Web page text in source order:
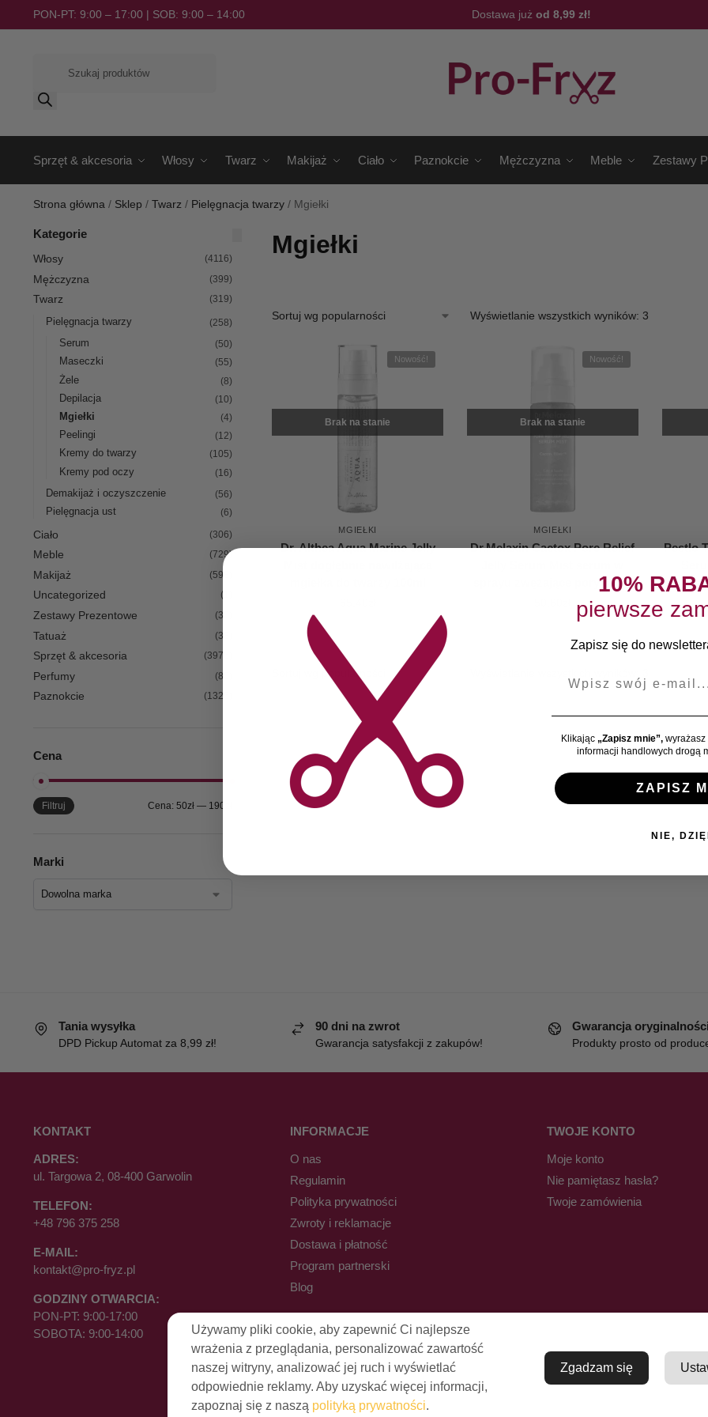
PON-PT: 9:00 – 17:00 | SOB: 9:00 – 14:00 Dostawa już od 8,99 zł!
Sprzęt & akcesoria Włosy Twarz Makijaż Ciało Paznokcie Mężczyzna Meble Zestawy
Strona główna/ Sklep / Twarz/ Pielęgnacja twarzy/ Mgiełki
Mgiełki
Wyświetlanie wszystkich wyników: 3
Nowość!
Brak na stanie
MGIEŁKI
Dr. Althea Aqua Marine Jelly
Nowość!
Brak na stanie
MGIEŁKI
Dr.Melaxin Cactox Pore Relief
sprayu zwężające pory 80 ml
Pestlo
Kategorie
Włosy (4116)
Mężczyzna (399)
Twarz (319)
Pielęgnacja twarzy (258)
Serum (50)
Maseczki (55)
Żele (8)
Depilacja (10)
Mgiełki (4)
Peelingi (12)
Kremy do twarzy (105)
Kremy pod oczy (16)
Demakijaż i oczyszczenie (56)
Pielęgnacja ust (6)
Ciało (306)
Meble (729)
Makijaż (598)
Uncategorized (1)
Zestawy Prezentowe (30)
Tatuaż (38)
Sprzęt & akcesoria (3976)
Perfumy (80)
Paznokcie (1326)
Cena
Filtruj Cena: 50zł— 190zł
Marki
Tania wysyłka
DPD Pickup Automat za 8,99 zł!
90 dni na zwrot
Gwarancja satysfakcji z zakupów!
Gwarancja oryginalności
Produkty prosto od
KONTAKT
ADRES:
ul. Targowa 2, 08-400 Garwolin
TELEFON:
+48 796 375 258
E-MAIL:
kontakt@pro-fryz.pl
GODZINY OTWARCIA:
PON-PT: 9:00-17:00
SOBOTA: 9:00-14:00
INFORMACJE
O nas
Regulamin
Polityka prywatności
Zwroty i reklamacje
Dostawa i płatność
Program partnerski
Blog
TWOJE KONTO
Moje konto
Nie pamiętasz hasła?
Twoje zamówienia
© Pro-Fryz.pl 2021-2026
Używamy pliki cookie, aby zapewnić Ci najlepsze
wrażenia z przeglądania, personalizować zawartość
naszej witryny, analizować jej ruch i wyświetlać
odpowiednie reklamy. Aby uzyskać więcej informacji,
zapoznaj się z naszą polityką prywatności.
Zgadzam się
10%
pierwsze
Zapisz się do
Klikając „Zapisz mnie”,wyrażasz
informacji handlowych drogą
ZAPISZ
NIE,